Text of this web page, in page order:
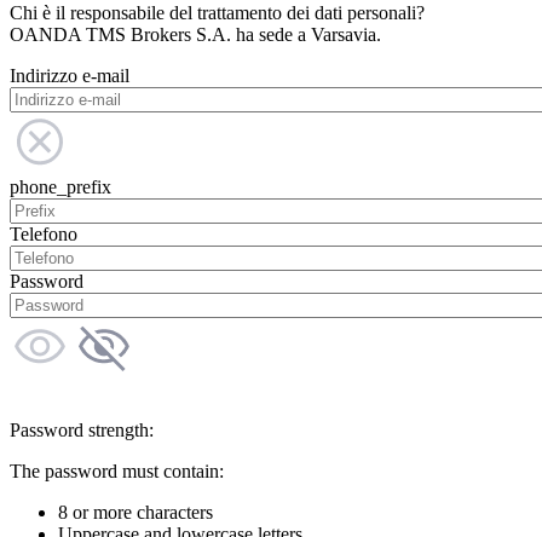
Chi è il responsabile del trattamento dei dati personali?
OANDA TMS Brokers S.A. ha sede a Varsavia.
Indirizzo e-mail
phone_prefix
Telefono
Password
Password strength:
The password must contain:
8 or more characters